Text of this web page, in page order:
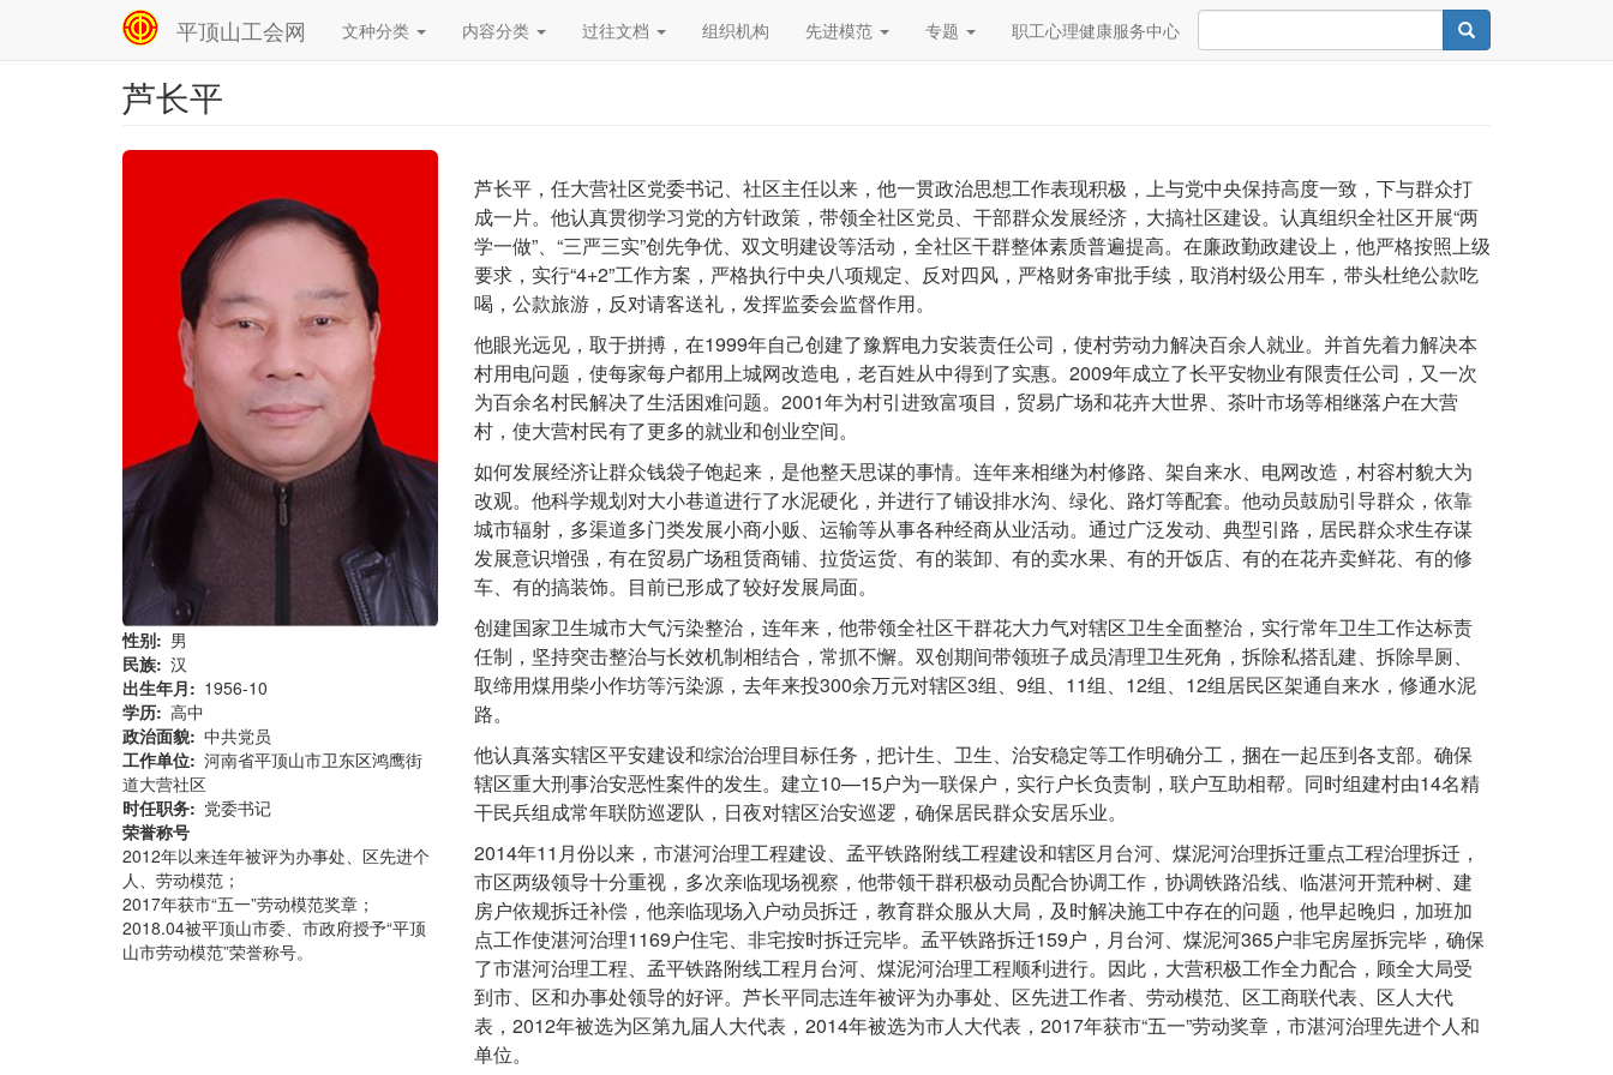
平顶山工会网
Main
navigation
文种分类 内容分类 过往文档 组织机构 先进模范 专题 职工心理健康服务中心
Search
Search
芦长平
性别
男
民族 汉
出生年月
1956-10
学历 高中
政治面貌 中共党员
工作单位 河南省平顶山市卫东区鸿鹰街
道大营社区
时任职务
党委书记
荣誉称号
2012年以来连年被评为办事处、区先进个
人、劳动模范；
2017年获市“五一”劳动模范奖章；
2018.04被平顶山市委、市政府授予“平顶
山市劳动模范”荣誉称号。
芦长平，任大营社区党委书记、社区主任以来，他一贯政治思想工作表现积极，上与党中央保持高度一致，下与群众打
成一片。他认真贯彻学习党的方针政策，带领全社区党员、干部群众发展经济，大搞社区建设。认真组织全社区开展“两
学一做”、“三严三实”创先争优、双文明建设等活动，全社区干群整体素质普遍提高。在廉政勤政建设上，他严格按照上级
要求，实行“4+2”工作方案，严格执行中央八项规定、反对四风，严格财务审批手续，取消村级公用车，带头杜绝公款吃
喝，公款旅游，反对请客送礼，发挥监委会监督作用。
他眼光远见，取于拼搏，在1999年自己创建了豫辉电力安装责任公司，使村劳动力解决百余人就业。并首先着力解决本
村用电问题，使每家每户都用上城网改造电，老百姓从中得到了实惠。2009年成立了长平安物业有限责任公司，又一次
为百余名村民解决了生活困难问题。2001年为村引进致富项目，贸易广场和花卉大世界、茶叶市场等相继落户在大营
村，使大营村民有了更多的就业和创业空间。
如何发展经济让群众钱袋子饱起来，是他整天思谋的事情。连年来相继为村修路、架自来水、电网改造，村容村貌大为
改观。他科学规划对大小巷道进行了水泥硬化，并进行了铺设排水沟、绿化、路灯等配套。他动员鼓励引导群众，依靠
城市辐射，多渠道多门类发展小商小贩、运输等从事各种经商从业活动。通过广泛发动、典型引路，居民群众求生存谋
发展意识增强，有在贸易广场租赁商铺、拉货运货、有的装卸、有的卖水果、有的开饭店、有的在花卉卖鲜花、有的修
车、有的搞装饰。目前已形成了较好发展局面。
创建国家卫生城市大气污染整治，连年来，他带领全社区干群花大力气对辖区卫生全面整治，实行常年卫生工作达标责
任制，坚持突击整治与长效机制相结合，常抓不懈。双创期间带领班子成员清理卫生死角，拆除私搭乱建、拆除旱厕、
取缔用煤用柴小作坊等污染源，去年来投300余万元对辖区3组、9组、11组、12组、12组居民区架通自来水，修通水泥
路。
他认真落实辖区平安建设和综治治理目标任务，把计生、卫生、治安稳定等工作明确分工，捆在一起压到各支部。确保
辖区重大刑事治安恶性案件的发生。建立10—15户为一联保户，实行户长负责制，联户互助相帮。同时组建村由14名精
干民兵组成常年联防巡逻队，日夜对辖区治安巡逻，确保居民群众安居乐业。
2014年11月份以来，市湛河治理工程建设、孟平铁路附线工程建设和辖区月台河、煤泥河治理拆迁重点工程治理拆迁，
市区两级领导十分重视，多次亲临现场视察，他带领干群积极动员配合协调工作，协调铁路沿线、临湛河开荒种树、建
房户依规拆迁补偿，他亲临现场入户动员拆迁，教育群众服从大局，及时解决施工中存在的问题，他早起晚归，加班加
点工作使湛河治理1169户住宅、非宅按时拆迁完毕。孟平铁路拆迁159户，月台河、煤泥河365户非宅房屋拆完毕，确保
了市湛河治理工程、孟平铁路附线工程月台河、煤泥河治理工程顺利进行。因此，大营积极工作全力配合，顾全大局受
到市、区和办事处领导的好评。芦长平同志连年被评为办事处、区先进工作者、劳动模范、区工商联代表、区人大代
表，2012年被选为区第九届人大代表，2014年被选为市人大代表，2017年获市“五一”劳动奖章，市湛河治理先进个人和
单位。